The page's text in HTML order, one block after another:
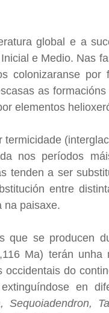
global e a
e Medio. Nas
colonizaranse por
as
elementos
termicidade
nos períodos
tenden a ser
entre
na paisaxe.
que se producen
Ma) terán
occidentais do
en
Sequoiadendron,